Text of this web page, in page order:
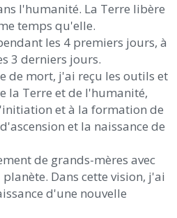
l'humanité. La Terre libère
temps qu'elle.
les 4 premiers jours, à
3 derniers jours.
de mort, j'ai reçu les outils et
la Terre et de l'humanité,
et à la formation de
et la naissance de
de grands-mères avec
Dans cette vision, j'ai
d'une nouvelle